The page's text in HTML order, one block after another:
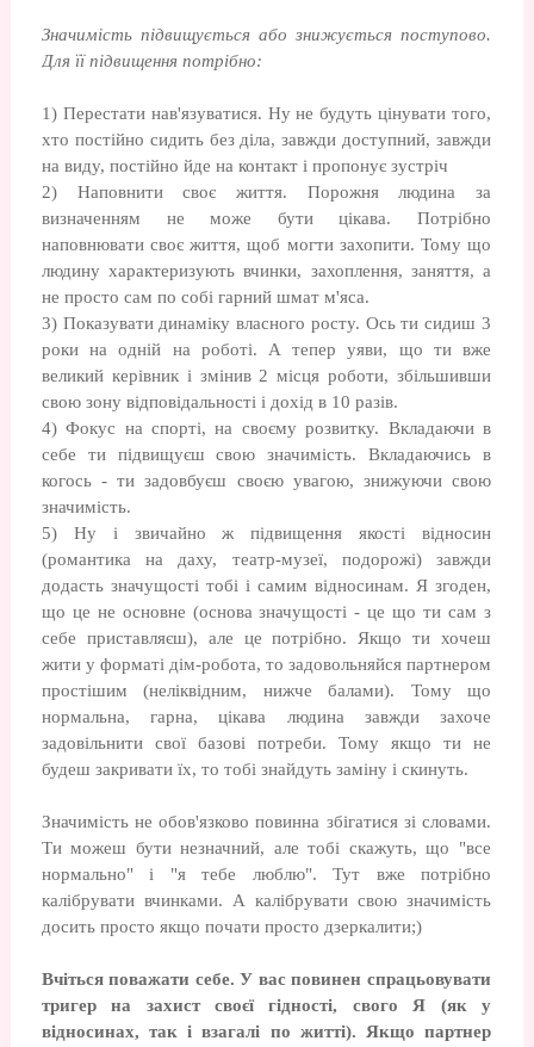
Значимість підвищується або знижується поступово.
Для її підвищення потрібно:
1) Перестати нав'язуватися. Ну не будуть цінувати того,
хто постійно сидить без діла, завжди доступний, завжди
на виду, постійно йде на контакт і пропонує зустріч
2) Наповнити своє життя. Порожня людина за
визначенням не може бути цікава. Потрібно
наповнювати своє життя, щоб могти захопити. Тому що
людину характеризують вчинки, захоплення, заняття, а
не просто сам по собі гарний шмат м'яса.
3) Показувати динаміку власного росту. Ось ти сидиш 3
роки на одній на роботі. А тепер уяви, що ти вже
великий керівник і змінив 2 місця роботи, збільшивши
свою зону відповідальності і дохід в 10 разів.
4) Фокус на спорті, на своєму розвитку. Вкладаючи в
себе ти підвищуєш свою значимість. Вкладаючись в
когось - ти задовбуєш своєю увагою, знижуючи свою
значимість.
5) Ну і звичайно ж підвищення якості відносин
(романтика на даху, театр-музеї, подорожі) завжди
додасть значущості тобі і самим відносинам. Я згоден,
що це не основне (основа значущості - це що ти сам з
себе приставляєш), але це потрібно. Якщо ти хочеш
жити у форматі дім-робота, то задовольняйся партнером
простішим (неліквідним, нижче балами). Тому що
нормальна, гарна, цікава людина завжди захоче
задовільнити свої базові потреби. Тому якщо ти не
будеш закривати їх, то тобі знайдуть заміну і скинуть.
Значимість не обов'язково повинна збігатися зі словами.
Ти можеш бути незначний, але тобі скажуть, що "все
нормально" і "я тебе люблю". Тут вже потрібно
калібрувати вчинками. А калібрувати свою значимість
досить просто якщо почати просто дзеркалити;)
Вчіться поважати себе. У вас повинен спрацьовувати
тригер на захист своєї гідності, свого Я (як у
відносинах, так і взагалі по житті). Якщо партнер